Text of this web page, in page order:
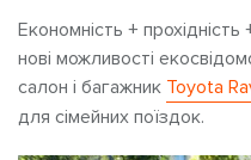
Економність +
нові можливості
салон і багажник Toyota
для сімейних поїздок.